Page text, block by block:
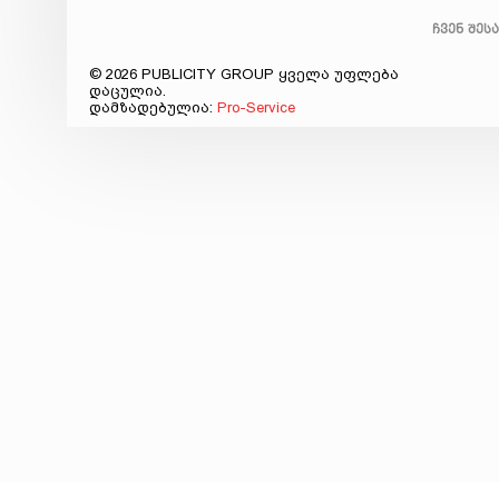
ჩვენ
© 2026 PUBLICITY GROUP ყველა უფლება
დაცულია.
დამზადებულია: Pro-Service